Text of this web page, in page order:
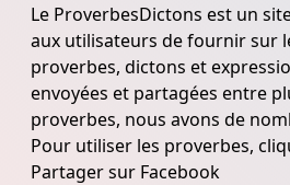
Le ProverbesDictons est un
aux utilisateurs de fournir sur
proverbes, dictons et
envoyées et partagées entre
proverbes, nous avons de
Pour utiliser les proverbes,
Partager sur Facebook